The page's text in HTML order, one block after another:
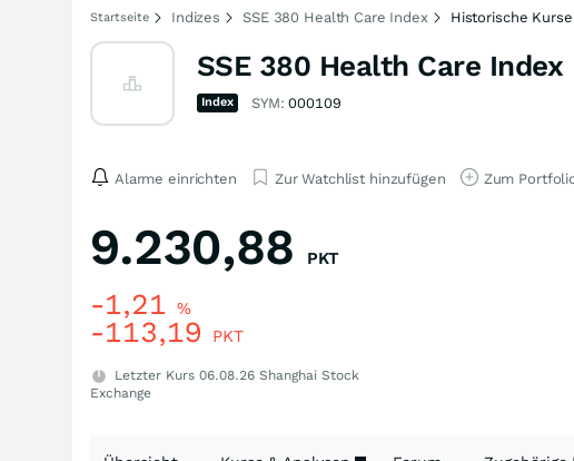
Startseite Indizes SSE 380 Health Care Index Historische Kurse
SSE 380 Health Care Index
Index SYM:000109
Alarme einrichten Zur Watchlist hinzufügen Zum
9.230,88 PKT
-1,21 %
-113,19 PKT
Letzter Kurs 06.08.26 Shanghai Stock
Exchange